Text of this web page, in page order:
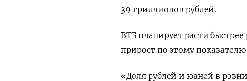
39 триллионов рублей.
ВТБ планирует расти
прирост по этому
«Доля рублей и юаней в